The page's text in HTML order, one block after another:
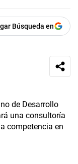
Búsqueda en
de Desarrollo
una consultoría
competencia en